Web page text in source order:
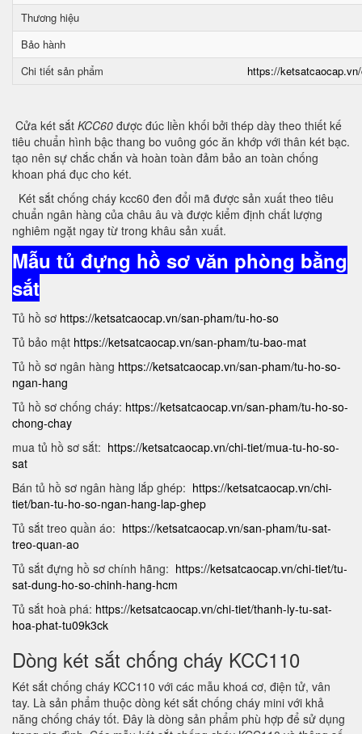
Thương hiệu
Bảo hành
Chi tiết sản phẩm
https://
Cửa két sắt KCC60 được đúc liền khối bởi thép dày theo thiết kế
tiêu chuẩn hình bậc thang bo vuông góc ăn khớp với thân két bạc.
tạo nên sự chắc chắn và hoàn toàn đảm bảo an toàn chống
khoan phá đục cho két.
Két sắt chống cháy kcc60 đen đổi mã được sản xuất theo tiêu
chuẩn ngân hàng của châu âu và được kiểm định chất lượng
nghiêm ngặt ngay từ trong khâu sản xuất.
Mẫu tủ đựng hồ sơ văn phòng bằng
sắt
Tủ hồ sơ https://ketsatcaocap.vn/san-pham/tu-ho-so
Tủ bảo mật https://ketsatcaocap.vn/san-pham/tu-bao-mat
Tủ hồ sơ ngân hàng https://ketsatcaocap.vn/san-pham/tu-ho-so-
ngan-hang
Tủ hồ sơ chống cháy: https://ketsatcaocap.vn/san-pham/tu-ho-so-
chong-chay
mua tủ hồ sơ sắt: https://ketsatcaocap.vn/chi-tiet/mua-tu-ho-so-
sat
Bán tủ hồ sơ ngân hàng lắp ghép: https://ketsatcaocap.vn/chi-
tiet/ban-tu-ho-so-ngan-hang-lap-ghep
Tủ sắt treo quần áo: https://ketsatcaocap.vn/san-pham/tu-sat-
treo-quan-ao
Tủ sắt đựng hồ sơ chính hãng: https://ketsatcaocap.vn/chi-tiet/tu-
sat-dung-ho-so-chinh-hang-hcm
Tủ sắt hoà phá: https://ketsatcaocap.vn/chi-tiet/thanh-ly-tu-sat-
hoa-phat-tu09k3ck
Dòng két sắt chống cháy KCC110
Két sắt chống cháy KCC110 với các mẫu khoá cơ, điện tử, vân
tay. Là sản phẩm thuộc dòng két sắt chống cháy mini với khả
năng chống cháy tốt. Đây là dòng sản phẩm phù hợp để sử dụng